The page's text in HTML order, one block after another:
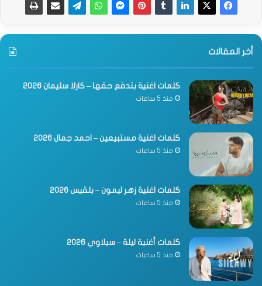
أخر المقالات
كلمات اغنية بتدفع حقها – كارلا سليمان 2026
منذ 5 ساعات
كلمات اغنية مستبيعين – احمد جمال 2026
منذ 5 ساعات
كلمات اغنية زهر ليمون – بلقيس 2026
منذ 5 ساعات
كلمات أغنية ليلة – سيلاوي 2026
منذ 5 ساعات